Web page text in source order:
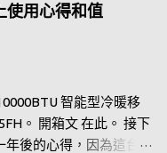
使用心得和值
智能型冷暖移
。 開箱文 在此。 接下
後的心得，因為這台